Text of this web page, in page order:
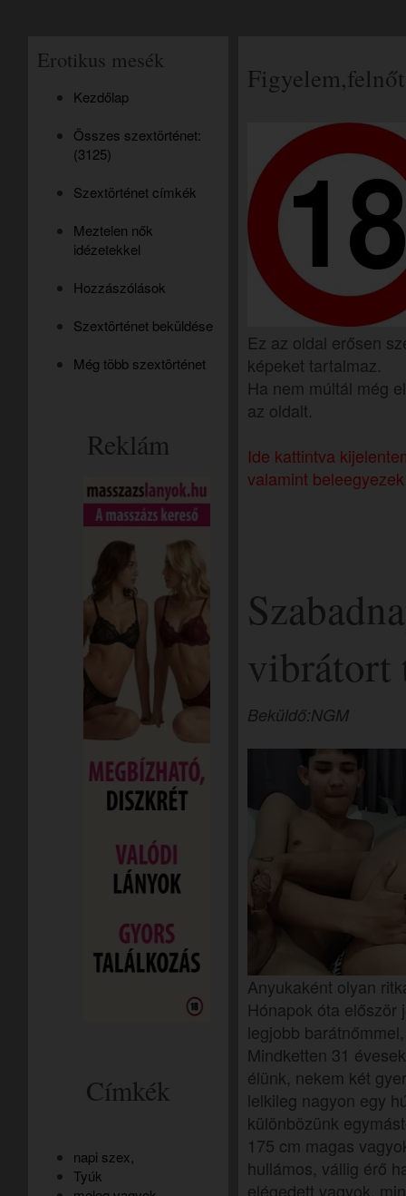
Erotikus mesék
Kezdőlap
Összes szextörténet:
(3125)
Szextörténet címkék
Meztelen nők
idézetekkel
Hozzászólások
Szextörténet beküldése
Még több szextörténet
Reklám
Címkék
napi szex,
Tyúk
Ez az oldal erősen
képeket tartalmaz.
Ha nem múltál még
az oldalt.
Ide kattintva
valamint
vibrátort
Beküldő:NGM
Anyukaként olyan
Hónapok óta először
legjobb
Mindketten 31
élünk, nekem két
lelkileg nagyon egy
különbözünk
175 cm magas
hullámos, vállig érő
elégedett vagyok,